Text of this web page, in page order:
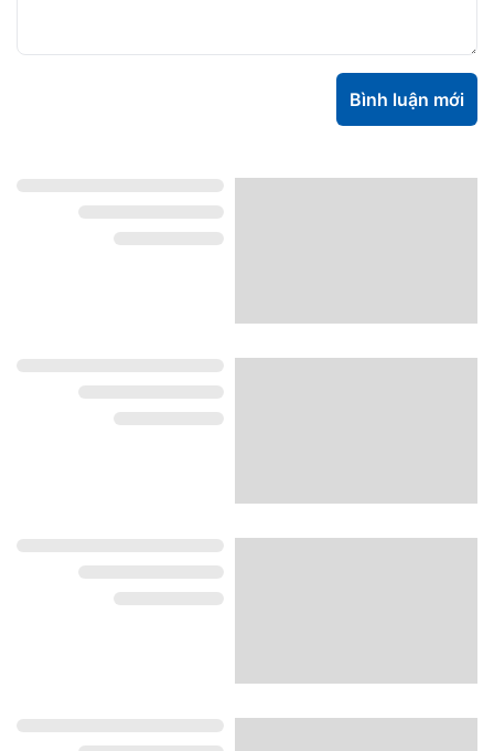
Bình luận mới